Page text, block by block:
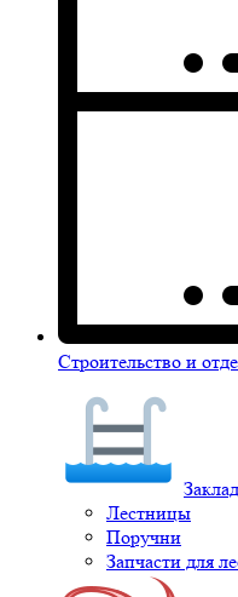
Строительство и
Лестницы
Поручни
Запчасти для